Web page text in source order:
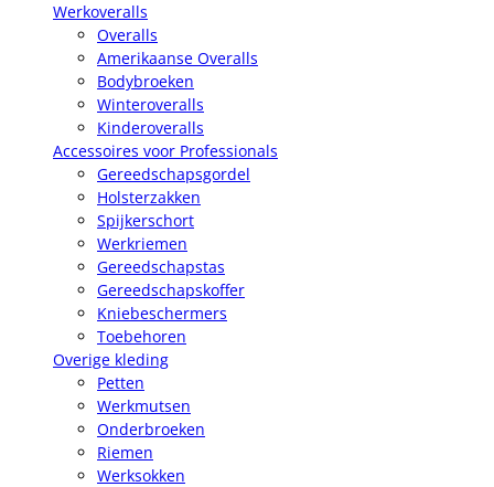
Werkoveralls
Overalls
Amerikaanse Overalls
Bodybroeken
Winteroveralls
Kinderoveralls
Accessoires voor Professionals
Gereedschapsgordel
Holsterzakken
Spijkerschort
Werkriemen
Gereedschapstas
Gereedschapskoffer
Kniebeschermers
Toebehoren
Overige kleding
Petten
Werkmutsen
Onderbroeken
Riemen
Werksokken